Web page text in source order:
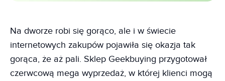
Na dworze robi się gorąco, ale i w świecie
internetowych zakupów pojawiła się okazja tak
gorąca, że aż pali. Sklep Geekbuying przygotował
czerwcową mega wyprzedaż, w której klienci mogą